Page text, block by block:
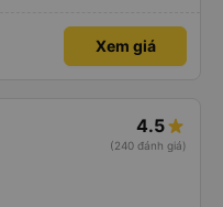
Xem giá
4.5
(240 đánh giá)